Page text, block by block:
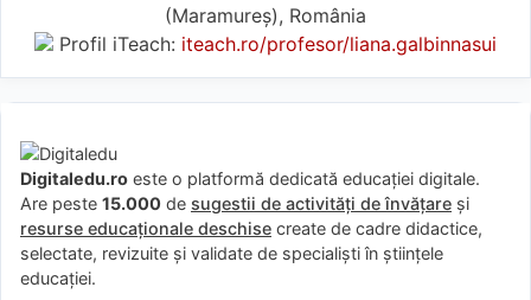
(Maramureş), România
Profil iTeach: iteach.ro/profesor/liana.galbinnasui
Digitaledu.ro este o platformă dedicată educației digitale.
Are peste 15.000 de sugestii de activități de învățare și
resurse educaționale deschise create de cadre didactice,
selectate, revizuite și validate de specialiști în științele
educației.